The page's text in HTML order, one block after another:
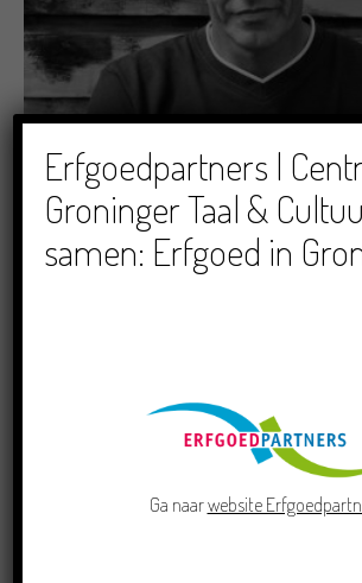
Melle Hijlkema
23/07/2018
Erfgoedpartners |
Groninger Taal &
samen: Erfgoed in
Ga naarwebsite